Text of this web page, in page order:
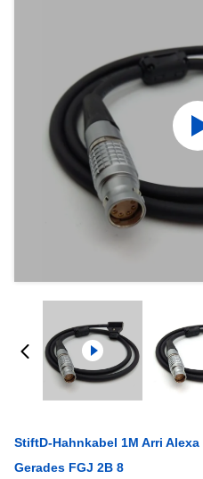
StiftD-Hahnkabel 1M Arri
Gerades FGJ 2B 8